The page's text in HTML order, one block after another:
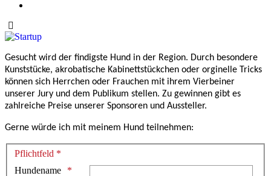
Gesucht wird der findigste Hund in der Region. Durch besondere
Kunststücke, akrobatische Kabinettstückchen oder orginelle Tricks
können sich Herrchen oder Frauchen mit ihrem Vierbeiner
unserer Jury und dem Publikum stellen. Zu gewinnen gibt es
zahlreiche Preise unserer Sponsoren und Aussteller.
Gerne würde ich mit meinem Hund teilnehmen:
Pflichtfeld *
Hundename